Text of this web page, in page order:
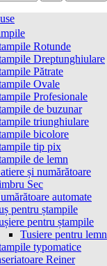
Rotunde
Dreptunghiulare
Pătrate
Ovale
Profesionale
de buzunar
triunghiulare
bicolore
tip pix
de lemn
și numărătoare
Sec
automate
pentru ștampile
pentru ștampile
Tusiere pentru lemn
typomatice
Reiner